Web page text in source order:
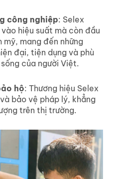
công nghiệp: Selex
hiệu suất mà còn đầu
mang đến những
đại, tiện dụng và phù
của người Việt.
hộ: Thương hiệu Selex
bảo vệ pháp lý, khẳng
trên thị trường.